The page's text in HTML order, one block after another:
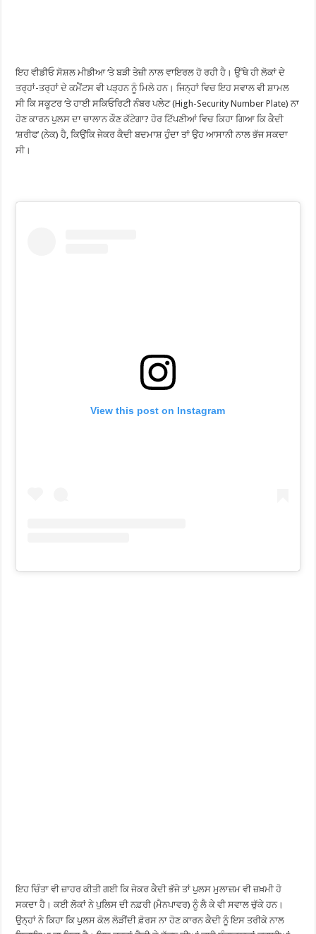
ਇਹ ਵੀਡੀਓ ਸੋਸ਼ਲ ਮੀਡੀਆ ‘ਤੇ ਬੜੀ ਤੇਜ਼ੀ ਨਾਲ ਵਾਇਰਲ ਹੋ ਰਹੀ ਹੈ। ਉੱਥੇ ਹੀ ਲੋਕਾਂ ਦੇ
ਤਰ੍ਹਾਂ-ਤਰ੍ਹਾਂ ਦੇ ਕਮੈਂਟਸ ਵੀ ਪੜ੍ਹਨ ਨੂੰ ਮਿਲੇ ਹਨ। ਜਿਨ੍ਹਾਂ ਵਿਚ ਇਹ ਸਵਾਲ ਵੀ ਸ਼ਾਮਲ
ਸੀ ਕਿ ਸਕੂਟਰ ‘ਤੇ ਹਾਈ ਸਕਿਓਰਿਟੀ ਨੰਬਰ ਪਲੇਟ (High-Security Number Plate) ਨਾ
ਹੋਣ ਕਾਰਨ ਪੁਲਸ ਦਾ ਚਾਲਾਨ ਕੌਣ ਕੱਟੇਗਾ? ਹੋਰ ਟਿੱਪਣੀਆਂ ਵਿਚ ਕਿਹਾ ਗਿਆ ਕਿ ਕੈਦੀ
‘ਸ਼ਰੀਫ’ (ਨੇਕ) ਹੈ, ਕਿਉਂਕਿ ਜੇਕਰ ਕੈਦੀ ਬਦਮਾਸ਼ ਹੁੰਦਾ ਤਾਂ ਉਹ ਆਸਾਨੀ ਨਾਲ ਭੱਜ ਸਕਦਾ
ਸੀ।
View this post on Instagram
ਇਹ ਚਿੰਤਾ ਵੀ ਜ਼ਾਹਰ ਕੀਤੀ ਗਈ ਕਿ ਜੇਕਰ ਕੈਦੀ ਭੱਜੇ ਤਾਂ ਪੁਲਸ ਮੁਲਾਜ਼ਮ ਵੀ ਜ਼ਖ਼ਮੀ ਹੋ
ਸਕਦਾ ਹੈ। ਕਈ ਲੋਕਾਂ ਨੇ ਪੁਲਿਸ ਦੀ ਨਫ਼ਰੀ (ਮੈਨਪਾਵਰ) ਨੂੰ ਲੈ ਕੇ ਵੀ ਸਵਾਲ ਚੁੱਕੇ ਹਨ।
ਉਨ੍ਹਾਂ ਨੇ ਕਿਹਾ ਕਿ ਪੁਲਸ ਕੋਲ ਲੋੜੀਂਦੀ ਫ਼ੋਰਸ ਨਾ ਹੋਣ ਕਾਰਨ ਕੈਦੀ ਨੂੰ ਇਸ ਤਰੀਕੇ ਨਾਲ